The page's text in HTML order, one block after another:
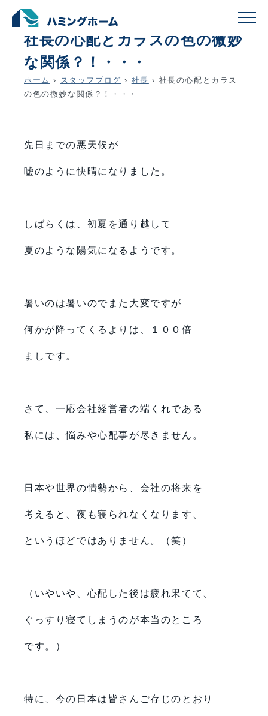
schedule
社長の心配とカラスの色の微妙
な関係？！・・・
ホーム › スタッフブログ › 社長 › 社長の心配とカラス
の色の微妙な関係？！・・・
先日までの悪天候が
嘘のように快晴になりました。
しばらくは、初夏を通り越して
夏のような陽気になるようです。
暑いのは暑いのでまた大変ですが
何かが降ってくるよりは、１００倍
ましです。
さて、一応会社経営者の端くれである
私には、悩みや心配事が尽きません。
日本や世界の情勢から、会社の将来を
考えると、夜も寝られなくなります、
というほどではありません。（笑）
（いやいや、心配した後は疲れ果てて、
ぐっすり寝てしまうのが本当のところ
です。）
特に、今の日本は皆さんご存じのとおり